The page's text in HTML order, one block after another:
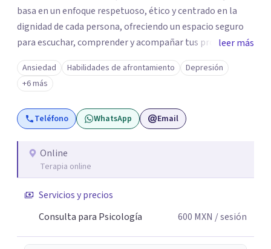
basa en un enfoque respetuoso, ético y centrado en la
dignidad de cada persona, ofreciendo un espacio seguro
para escuchar, comprender y acompañar tus procesos
emocionales a tu propio ritmo. Creo firmemente en la
importancia de construir juntos herramientas que
fortalezcan el bienestar, la autonomía y el sentido de
vida. Será un gusto acompañarte en este proceso. Quedo
atento para resolver cualquier duda y acordar una cita. Un
leer más
Ansiedad Habilidades de afrontamiento
Depresión
+6 más
Teléfono WhatsApp Email
Online
Terapia online
Servicios y precios
Consulta para Psicología
600 MXN / sesión